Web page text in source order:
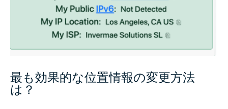
最も効果的な位置情報の変更方法
は？